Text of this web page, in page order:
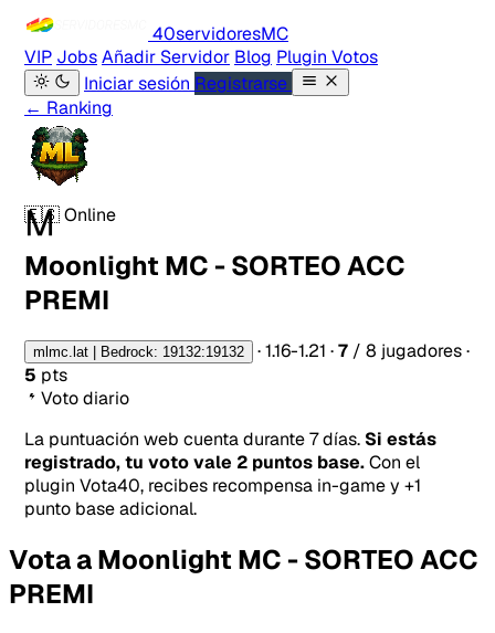
40servidoresMC
VIP JobsAñadir Servidor Blog Plugin Votos
Iniciar sesión Registrarse
← Ranking
M
🇪🇸Online
Moonlight MC - SORTEO ACC
PREMI
mlmc.lat | Bedrock: 19132:19132 ·1.16-1.21 ·7 / 8 jugadores·
5 pts
Voto diario
La puntuación web cuenta durante 7 días. Si estás
registrado, tu voto vale 2 puntos base.Con el
plugin Vota40, recibes recompensa in-game y +1
punto base adicional.
Vota a Moonlight MC - SORTEO ACC
PREMI